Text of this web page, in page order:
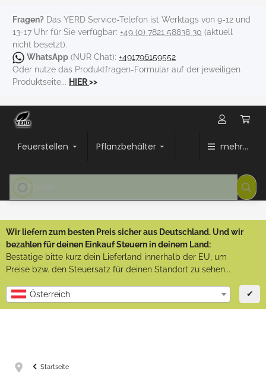
Fragen? Das YERD Service-Telefon ist Werktags von 9-12 und
13-17 Uhr für Sie verfügbar: +49 (0) 7821 58838 30 (aktuell
nicht besetzt).
WhatsApp (NUR Chat): +491796159552
Oder nutze das Produktfragen-Formular auf der jeweiligen
Produktseite... HIER>>
Feuerstellen Pflanzbehälter mehr...
Wir liefern zum besten Preis sicher aus Deutschland. Und wir
bezahlen für deinen Einkauf Steuern in deinem Land:
Bestätige bitte kurz dein Lieferland innerhalb der EU, um
Preise bzw. den Steuersatz für deinen Standort zu sehen...
Österreich ✔
Startseite